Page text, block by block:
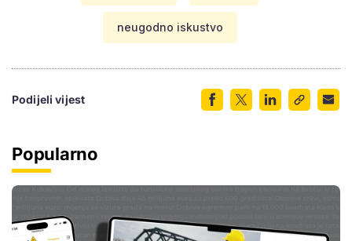
neugodno iskustvo
Podijeli vijest
Popularno